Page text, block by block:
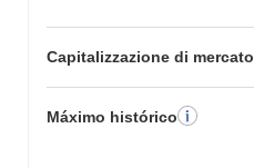
Capitalizzazione di mercato
Máximo histórico